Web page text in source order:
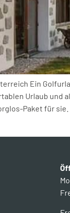
Ein
Urlaub und
Paket für